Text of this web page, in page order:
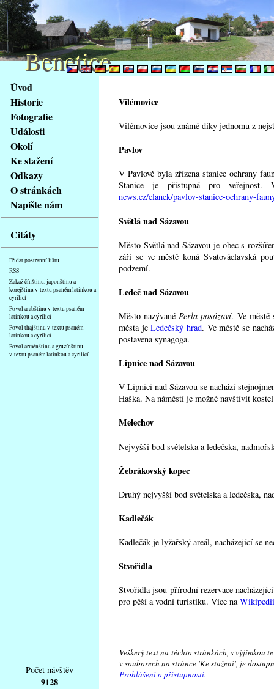
obsah
stránky
Klávesové
zkratky
tomto
webu
základní
Hlavní
strana
Úvod
Historie
Fotografie
Události
Okolí
Ke stažení
Odkazy
O stránkách
Napište nám
Citáty
Přidat postranní lištu
RSS
Zakaž čínštinu, japonštinu a
korejštinu v textu psaném latinkou a
cyrilicí
Povol arabštinu v textu psaném
latinkou a cyrilicí
Povol thajštinu v textu psaném
latinkou a cyrilicí
Povol arménštinu a gruzínštinu
v textu psaném latinkou a cyrilicí
Vilémovice
Vilémovice jsou známé díky jednomu z
Pavlov
V Pavlově byla zřízena stanice ochrany
Stanice je přístupná pro
news.cz/clanek/pavlov-stanice-ochrany-
Světlá nad Sázavou
Město Světlá nad Sázavou je obec s
září se ve městě koná Svatováclavská
podzemí.
Ledeč nad Sázavou
Město nazývanéPerla posázaví. Ve městě
města jeLedečský hrad. Ve městě se
postavena synagoga.
Lipnice nad Sázavou
V Lipnici nad Sázavou se nachází
Haška. Na náměstí je možné navštívit
Melechov
Nejvyšší bod světelska a ledečska,
Žebrákovský kopec
Druhý nejvyšší bod světelska a ledečska,
Kadlečák
Kadlečák je lyžařský areál, nacházející se
Stvořidla
Stvořidla jsou přírodní rezervace
pro pěší a vodní turistiku. Více naWikipedii
Počet návštěv
9128
Veškerý text na těchto stránkách, s výjimkou
v souborech na stránce 'Ke stažení', je
Prohlášení o přístupnosti.
Benetice
Benetice